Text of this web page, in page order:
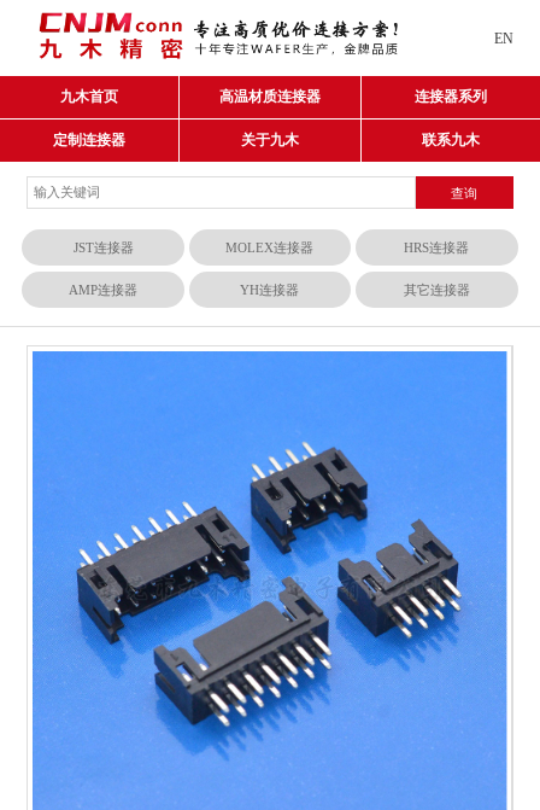
EN
九木首页 高温材质连接器 连接器系列
定制连接器 关于九木 联系九木
JST连接器 MOLEX连接器 HRS连接器
AMP连接器 YH连接器 其它连接器